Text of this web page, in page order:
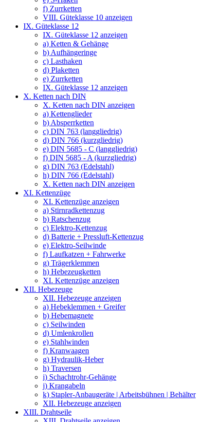
f) Zurrketten
VIII. Güteklasse 10 anzeigen
IX. Güteklasse 12
IX. Güteklasse 12 anzeigen
a) Ketten & Gehänge
b) Aufhängeringe
c) Lasthaken
d) Plaketten
e) Zurrketten
IX. Güteklasse 12 anzeigen
X. Ketten nach DIN
X. Ketten nach DIN anzeigen
a) Kettenglieder
b) Absperrketten
c) DIN 763 (langgliedrig)
d) DIN 766 (kurzgliedrig)
e) DIN 5685 - C (langgliedrig)
f) DIN 5685 - A (kurzgliedrig)
g) DIN 763 (Edelstahl)
h) DIN 766 (Edelstahl)
X. Ketten nach DIN anzeigen
XI. Kettenzüge
XI. Kettenzüge anzeigen
a) Stirnradkettenzug
b) Ratschenzug
c) Elektro-Kettenzug
d) Batterie + Pressluft-Kettenzug
e) Elektro-Seilwinde
f) Laufkatzen + Fahrwerke
g) Trägerklemmen
h) Hebezeugketten
XI. Kettenzüge anzeigen
XII. Hebezeuge
XII. Hebezeuge anzeigen
a) Hebeklemmen + Greifer
b) Hebemagnete
c) Seilwinden
d) Umlenkrollen
e) Stahlwinden
f) Kranwaagen
g) Hydraulik-Heber
h) Traversen
i) Schachtrohr-Gehänge
j) Krangabeln
k) Stapler-Anbaugeräte | Arbeitsbühnen | Behälter
XII. Hebezeuge anzeigen
XIII. Drahtseile